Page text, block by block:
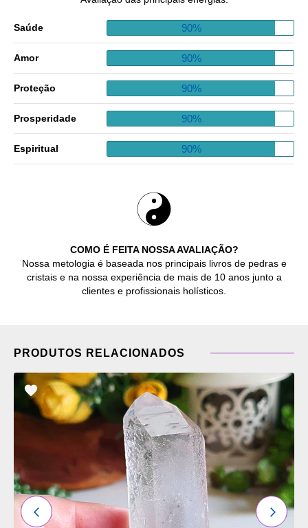
COMO É FEITA NOSSA AVALIAÇÃO?
Nossa metologia é baseada nos principais livros de pedras e
cristais e na nossa experiência de mais de 10 anos junto a
clientes e profissionais holísticos.
Saúde 90%
Amor 90%
Proteção 90%
Prosperidade 90%
Espiritual 90%
PRODUTOS RELACIONADOS
ADICIONAR
OS
ANTERIOR